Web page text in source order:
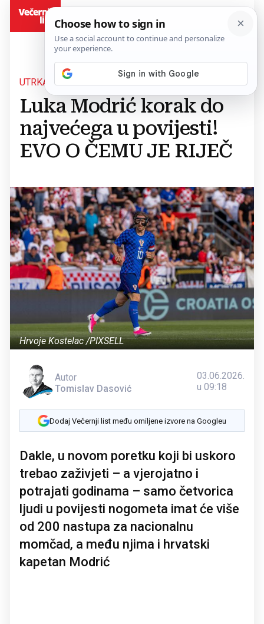
UTRKA LEGENDI
Luka Modrić korak do
najvećega u povijesti!
EVO O ČEMU JE RIJEČ
Hrvoje Kostelac /PIXSELL
Autor
Tomislav Dasović
03.06.2026.
u 09:18
Dodaj Večernji list među omiljene izvore na Googleu
Dakle, u novom poretku koji bi uskoro
trebao zaživjeti – a vjerojatno i
potrajati godinama – samo četvorica
ljudi u povijesti nogometa imat će više
od 200 nastupa za nacionalnu
momčad, a među njima i hrvatski
kapetan Modrić